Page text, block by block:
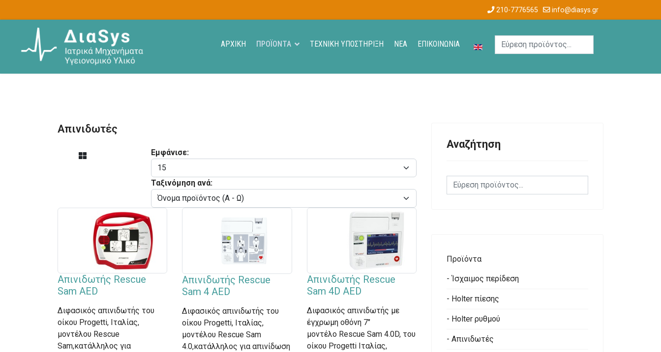
210-7776565 info@diasys.gr
ΑΡΧΙΚΗ ΠΡΟΪΟΝΤΑ ΤΕΧΝΙΚΗ ΥΠΟΣΤΗΡΙΞΗ ΝΕΑ ΕΠΙΚΟΙΝΩΝΙΑ
Απινιδωτές
Εμφάνισε:
Ταξινόμηση ανά:
Απινιδωτής Rescue
Sam AED
Διφασικός απινιδωτής του
οίκου Progetti, Ιταλίας,
μοντέλου Rescue
Sam,κατάλληλος για
Απινιδωτής Rescue
Sam 4 AED
Διφασικός απινιδωτής του
οίκου Progetti, Ιταλίας,
μοντέλου Rescue Sam
4.0,κατάλληλος για απινίδωση
Απινιδωτής Rescue
Sam 4D AED
Διφασικός απινιδωτής με
έγχρωμη οθόνη 7"
μοντέλο Rescue Sam 4.0D, του
οίκου Progetti Ιταλίας,
Αναζήτηση
Προϊόντα
- Ίσχαιμος περίδεση
- Holter πίεσης
- Holter ρυθμού
- Απινιδωτές